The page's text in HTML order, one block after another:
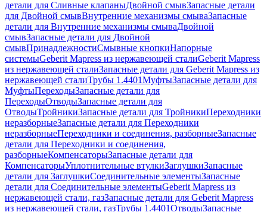
детали для Сливные клапаныДвойной смывЗапасные детали
для Двойной смывВнутренние механизмы смываЗапасные
детали для Внутренние механизмы смываДвойной
смывЗапасные детали для Двойной
смывПринадлежностиСмывные кнопкиНапорные
системыGeberit Mapress из нержавеющей сталиGeberit Mapress
из нержавеющей сталиЗапасные детали для Geberit Mapress из
нержавеющей сталиТрубы 1.4401МуфтыЗапасные детали для
МуфтыПереходыЗапасные детали для
ПереходыОтводыЗапасные детали для
ОтводыТройникиЗапасные детали для ТройникиПереходники
неразборныеЗапасные детали для Переходники
неразборныеПереходники и соединения, разборныеЗапасные
детали для Переходники и соединения,
разборныеКомпенсаторыЗапасные детали для
КомпенсаторыУплотнительные втулкиЗаглушкиЗапасные
детали для ЗаглушкиСоединительные элементыЗапасные
детали для Соединительные элементыGeberit Mapress из
нержавеющей стали, газЗапасные детали для Geberit Mapress
из нержавеющей стали, газТрубы 1.4401ОтводыЗапасные